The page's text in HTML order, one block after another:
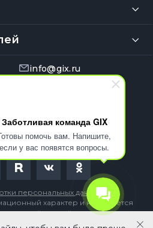
Заботливая команда GIX
помочь вам. Напишите,
если у вас появятся вопросы.
info@gix.ru
оф.
характер и не является
Статьей 437 (2) ГК РФ
персональных данных